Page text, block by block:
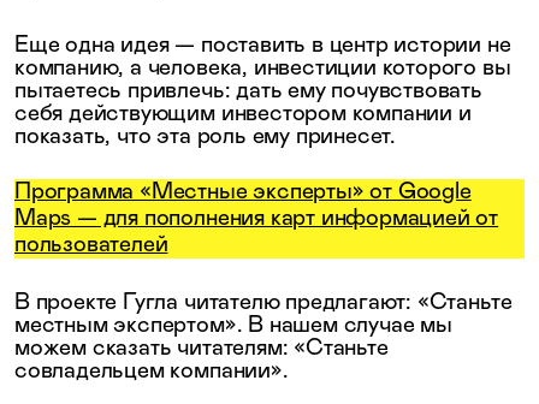
Еще одна идея — поставить в центр истории не
компанию, а человека, инвестиции которого вы
пытаетесь привлечь: дать ему почувствовать
себя действующим инвестором компании и
показать, что эта роль ему принесет.
Программа «Местные эксперты» от Google
Maps — для пополнения карт информацией от
пользователей
В проекте Гугла читателю предлагают: «Станьте
местным экспертом». В нашем случае мы
можем сказать читателям: «Станьте
совладельцем компании».